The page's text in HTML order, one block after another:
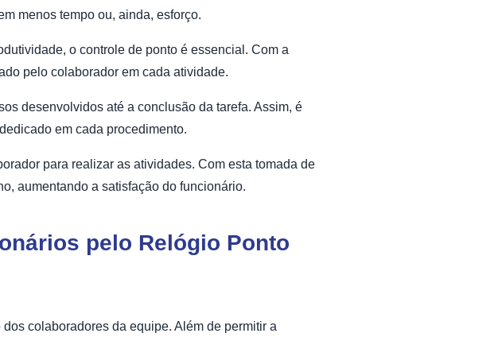
menos tempo ou, ainda, esforço.
o controle de ponto é essencial. Com a
pelo colaborador em cada atividade.
desenvolvidos até a conclusão da tarefa. Assim, é
em cada procedimento.
para realizar as atividades. Com esta tomada de
aumentando a satisfação do funcionário.
pelo Relógio Ponto
colaboradores da equipe. Além de permitir a